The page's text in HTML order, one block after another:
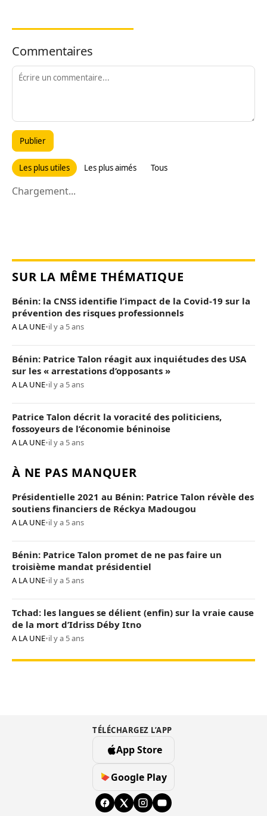
Commentaires
Publier
Les plus utiles Les plus aimés Tous
Chargement...
SUR LA MÊME THÉMATIQUE
Bénin: la CNSS identifie l’impact de la Covid-19 sur la
prévention des risques professionnels
A LA UNE•il y a 5 ans
Bénin: Patrice Talon réagit aux inquiétudes des USA
sur les « arrestations d’opposants »
A LA UNE•il y a 5 ans
Patrice Talon décrit la voracité des politiciens,
fossoyeurs de l’économie béninoise
A LA UNE•il y a 5 ans
À NE PAS MANQUER
Présidentielle 2021 au Bénin: Patrice Talon révèle des
soutiens financiers de Réckya Madougou
A LA UNE•il y a 5 ans
Bénin: Patrice Talon promet de ne pas faire un
troisième mandat présidentiel
A LA UNE•il y a 5 ans
Tchad: les langues se délient (enfin) sur la vraie cause
de la mort d’Idriss Déby Itno
A LA UNE•il y a 5 ans
TÉLÉCHARGEZ L’APP
App Store
Google Play